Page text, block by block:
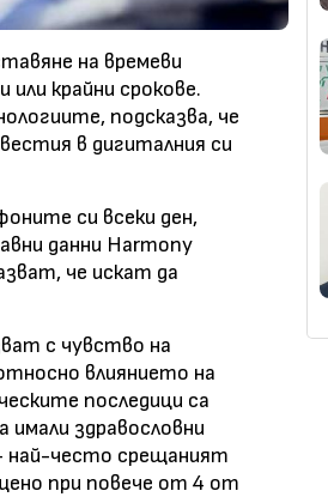
на времеви
или крайни срокове.
подсказва, че
в дигиталния си
си всеки ден,
данни Harmony
че искат да
с чувство на
влиянието на
последици са
здравословни
най-често срещаният
при повече от 4 от